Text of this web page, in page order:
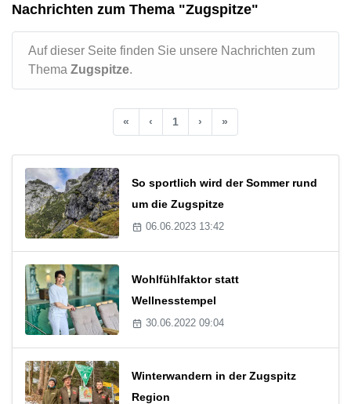
Nachrichten zum Thema "Zugspitze"
Auf dieser Seite finden Sie unsere Nachrichten zum
Thema Zugspitze.
« ‹ 1 › »
So sportlich wird der Sommer rund
um die Zugspitze
06.06.2023 13:42
Wohlfühlfaktor statt
Wellnesstempel
30.06.2022 09:04
Winterwandern in der Zugspitz
Region